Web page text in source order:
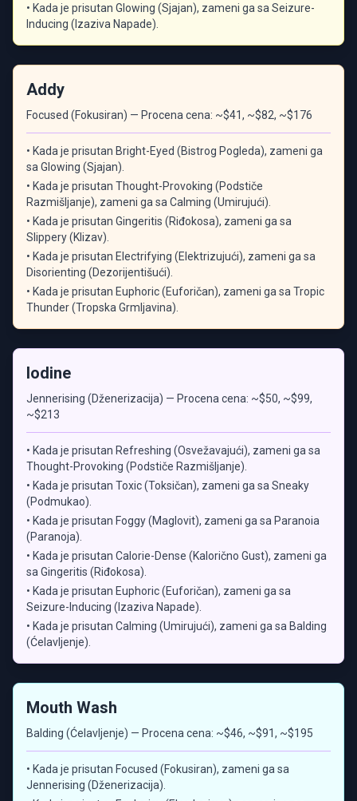
• Kada je prisutan Glowing (Sjajan), zameni ga sa Seizure-
Inducing (Izaziva Napade).
Addy
Focused (Fokusiran) — Procena cena: ~$41, ~$82, ~$176
• Kada je prisutan Bright-Eyed (Bistrog Pogleda), zameni ga
sa Glowing (Sjajan).
• Kada je prisutan Thought-Provoking (Podstiče
Razmišljanje), zameni ga sa Calming (Umirujući).
• Kada je prisutan Gingeritis (Riđokosa), zameni ga sa
Slippery (Klizav).
• Kada je prisutan Electrifying (Elektrizujući), zameni ga sa
Disorienting (Dezorijentišući).
• Kada je prisutan Euphoric (Euforičan), zameni ga sa Tropic
Thunder (Tropska Grmljavina).
Iodine
Jennerising (Dženerizacija) — Procena cena: ~$50, ~$99,
~$213
• Kada je prisutan Refreshing (Osvežavajući), zameni ga sa
Thought-Provoking (Podstiče Razmišljanje).
• Kada je prisutan Toxic (Toksičan), zameni ga sa Sneaky
(Podmukao).
• Kada je prisutan Foggy (Maglovit), zameni ga sa Paranoia
(Paranoja).
• Kada je prisutan Calorie-Dense (Kalorično Gust), zameni ga
sa Gingeritis (Riđokosa).
• Kada je prisutan Euphoric (Euforičan), zameni ga sa
Seizure-Inducing (Izaziva Napade).
• Kada je prisutan Calming (Umirujući), zameni ga sa Balding
(Ćelavljenje).
Mouth Wash
Balding (Ćelavljenje) — Procena cena: ~$46, ~$91, ~$195
• Kada je prisutan Focused (Fokusiran), zameni ga sa
Jennerising (Dženerizacija).